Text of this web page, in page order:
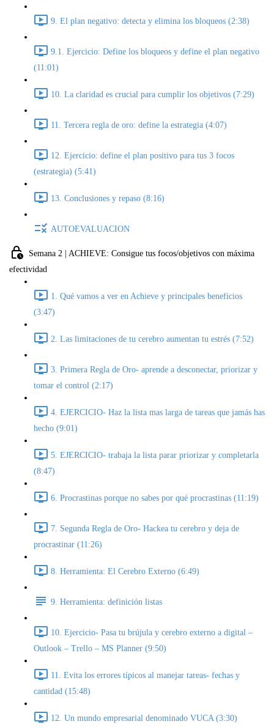
9. El plan negativo: detecta y elimina los bloqueos (2:38)
9.1. Ejercicio: Define los bloqueos y define el plan negativo
(11:01)
10. La claridad es crucial para cumplir los objetivos (7:29)
11. Tercera regla de oro: define la estrategia (4:07)
12. Ejercicio: define el plan positivo para tus 3 focos
(estrategia) (5:41)
13. Conclusiones y repaso (8:16)
AUTOEVALUACION
Semana 2 | ACHIEVE: Consigue tus focos/objetivos con máxima
efectividad
1. Qué vamos a ver en Achieve y principales beneficios
(3:47)
2. Las limitaciones de tu cerebro aumentan tu estrés (7:52)
3. Primera Regla de Oro- aprende a desconectar, priorizar y
tomar el control (2:17)
4. EJERCICIO- Haz la lista mas larga de tareas que jamás has
hecho (9:01)
5. EJERCICIO- trabaja la lista parar priorizar y completarla
(8:47)
6. Procrastinas porque no sabes por qué procrastinas (11:19)
7. Segunda Regla de Oro- Hackea tu cerebro y deja de
procrastinar (11:26)
8. Herramienta: El Cerebro Externo (6:49)
9. Herramienta: definición listas
10. Ejercicio- Pasa tu brújula y cerebro externo a digital –
Outlook – Trello – MS Planner (9:50)
11. Evita los errores típicos al manejar tareas- fechas y
cantidad (15:48)
12. Un mundo empresarial denominado VUCA (3:30)